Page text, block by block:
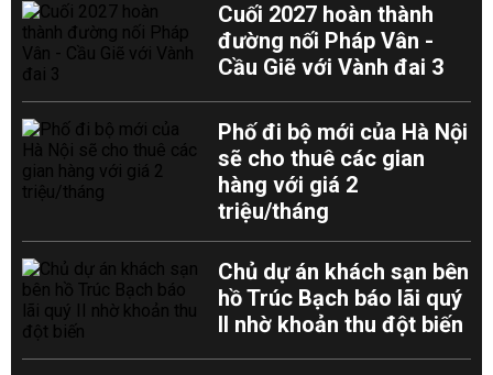
Cuối 2027 hoàn thành
đường nối Pháp Vân -
Cầu Giẽ với Vành đai 3
Phố đi bộ mới của Hà Nội
sẽ cho thuê các gian
hàng với giá 2
triệu/tháng
Chủ dự án khách sạn bên
hồ Trúc Bạch báo lãi quý
II nhờ khoản thu đột biến